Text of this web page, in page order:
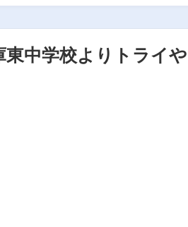
東中学校よりトライ